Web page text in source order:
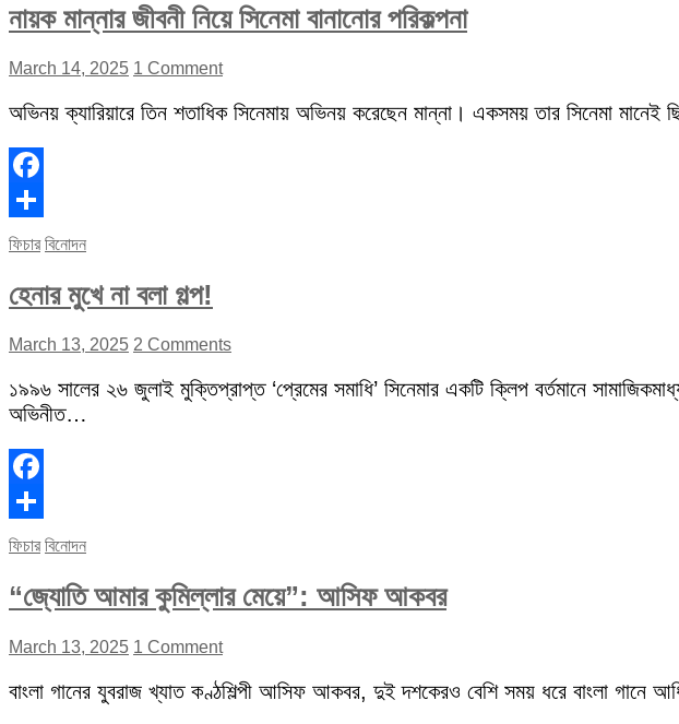
নায়ক মান্নার জীবনী নিয়ে সিনেমা বানানোর পরিকল্পনা
March 14, 2025 1 Comment
অভিনয় ক্যারিয়ারে তিন শতাধিক সিনেমায় অভিনয় করেছেন মান্না। একসময় তার সিনেমা
Facebook
Share
ফিচার বিনোদন
হেনার মুখে না বলা গল্প!
March 13, 2025 2 Comments
১৯৯৬ সালের ২৬ জুলাই মুক্তিপ্রাপ্ত ‘প্রেমের সমাধি’ সিনেমার একটি ক্লিপ বর্তমানে
অভিনীত…
Facebook
Share
ফিচার বিনোদন
“জ্যোতি আমার কুমিল্লার মেয়ে”: আসিফ আকবর
March 13, 2025 1 Comment
বাংলা গানের যুবরাজ খ্যাত কণ্ঠশিল্পী আসিফ আকবর, দুই দশকেরও বেশি সময় ধরে বাংলা গানে